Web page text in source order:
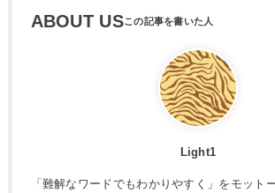
ABOUT US
Light1
「難解なワードでもわかりやすく」をモット